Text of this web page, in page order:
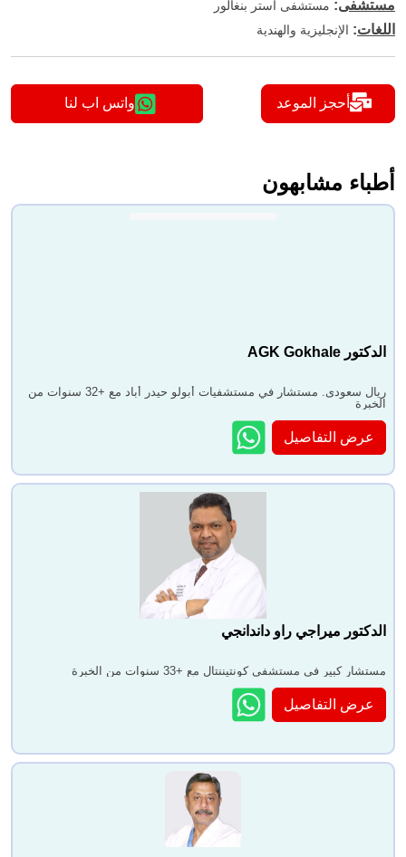
مستشفى: مستشفى أستر بنغالور
اللغات: الإنجليزية والهندية
أحجز الموعد واتس اب لنا
أطباء مشابهون
الدكتور AGK Gokhale
ريال سعودى. مستشار في مستشفيات أبولو حيدر أباد مع +32 سنوات من
الخبرة
عرض التفاصيل
الدكتور ميراجي راو داندانجي
مستشار كبير في مستشفى كونتيننتال مع +33 سنوات من الخبرة
عرض التفاصيل